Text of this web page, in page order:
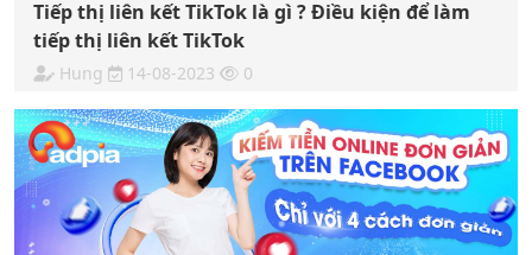
Tiếp thị liên kết TikTok là gì ? Điều kiện để làm
tiếp thị liên kết TikTok
Hung 14-08-2023 0